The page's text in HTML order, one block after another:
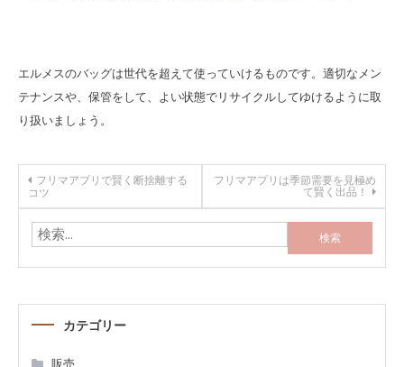
エルメスのバッグは世代を超えて使っていけるものです。適切なメン
テナンスや、保管をして、よい状態でリサイクルしてゆけるように取
り扱いましょう。
投
稿
ナ
ビ
フリマアプリで賢く断捨離する
コツ
フリマアプリは季節需要を見極め
て賢く出品！
索:
カテゴリー
販売